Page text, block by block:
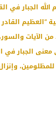
الجبار في
“العظيم
من الآيات
الجبار في